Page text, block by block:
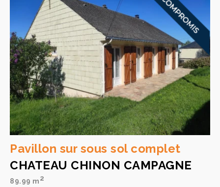
Pavillon sur sous sol complet
CHATEAU CHINON CAMPAGNE
89.99 m2